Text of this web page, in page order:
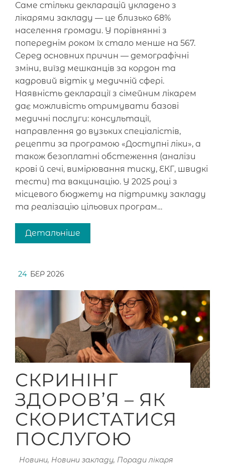
Саме стільки декларацій укладено з
лікарями закладу — це близько 68%
населення громади. У порівнянні з
попереднім роком їх стало менше на 567.
Серед основних причин — демографічні
зміни, виїзд мешканців за кордон та
кадровий відтік у медичній сфері.
Наявність декларації з сімейним лікарем
дає можливість отримувати базові
медичні послуги: консультації,
направлення до вузьких спеціалістів,
рецепти за програмою «Доступні ліки», а
також безоплатні обстеження (аналізи
крові й сечі, вимірювання тиску, ЕКГ, швидкі
тести) та вакцинацію. У 2025 році з
місцевого бюджету на підтримку закладу
та реалізацію цільових програм…
Детальніше
24 БЕР 2026
СКРИНІНГ
ЗДОРОВ’Я – ЯК
СКОРИСТАТИСЯ
ПОСЛУГОЮ
Новини, Новини закладу, Поради лікаря